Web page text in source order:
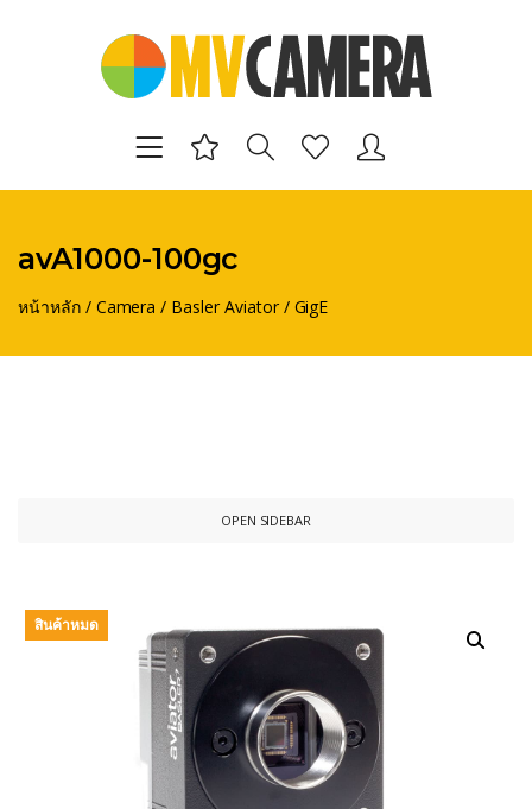
avA1000-100gc
หน้าหลัก/ Camera / Basler Aviator/ GigE
OPEN SIDEBAR
สินค้าหมด